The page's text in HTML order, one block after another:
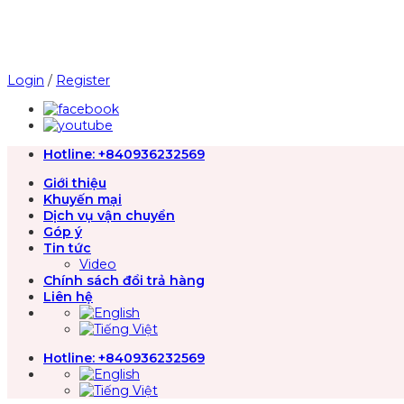
Login / Register
Hotline: +840936232569
Giới thiệu
Khuyến mại
Dịch vụ vận chuyển
Góp ý
Tin tức
Video
Chính sách đổi trả hàng
Liên hệ
Hotline: +840936232569